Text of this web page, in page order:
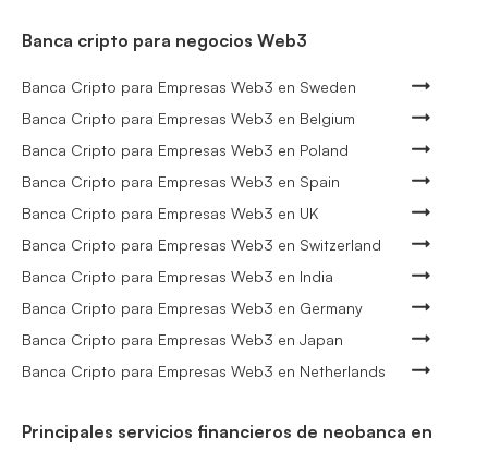
Banca cripto para negocios Web3
Banca Cripto para Empresas Web3 en Sweden
Banca Cripto para Empresas Web3 en Belgium
Banca Cripto para Empresas Web3 en Poland
Banca Cripto para Empresas Web3 en Spain
Banca Cripto para Empresas Web3 en UK
Banca Cripto para Empresas Web3 en Switzerland
Banca Cripto para Empresas Web3 en India
Banca Cripto para Empresas Web3 en Germany
Banca Cripto para Empresas Web3 en Japan
Banca Cripto para Empresas Web3 en Netherlands
Principales servicios financieros de neobanca en